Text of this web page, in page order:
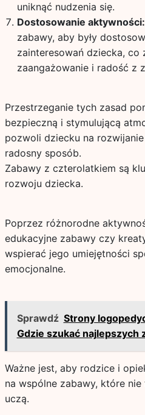
uniknąć nudzenia się.
Dostosowanie aktywności:
zabawy, aby były
zainteresowań dziecka, co
zaangażowanie i radość z
Przestrzeganie tych zasad
bezpieczną i stymulującą
pozwoli dziecku na
radosny sposób.
Zabawy z czterolatkiem są
rozwoju dziecka.
Poprzez różnorodne
edukacyjne zabawy czy
wspierać jego umiejętności
emocjonalne.
Sprawdź Strony
Gdzie szukać najlepszych
Ważne jest, aby rodzice i
na wspólne zabawy, które
uczą.